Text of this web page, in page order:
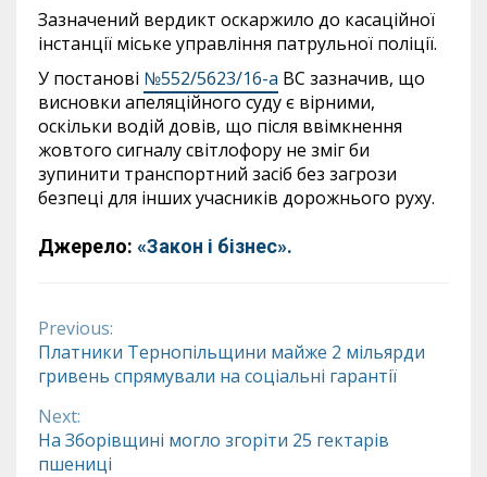
Зазначений вердикт оскаржило до касаційної
інстанції міське управління патрульної поліції.
У постанові №552/5623/16-а ВС зазначив, що
висновки апеляційного суду є вірними,
оскільки водій довів, що після ввімкнення
жовтого сигналу світлофору не зміг би
зупинити транспортний засіб без загрози
безпеці для інших учасників дорожнього руху.
Джерело: «Закон і бізнес».
Continue
Reading
Previous:
Платники Тернопільщини майже 2 мільярди
гривень спрямували на соціальні гарантії
Next:
На Зборівщині могло згоріти 25 гектарів
пшениці